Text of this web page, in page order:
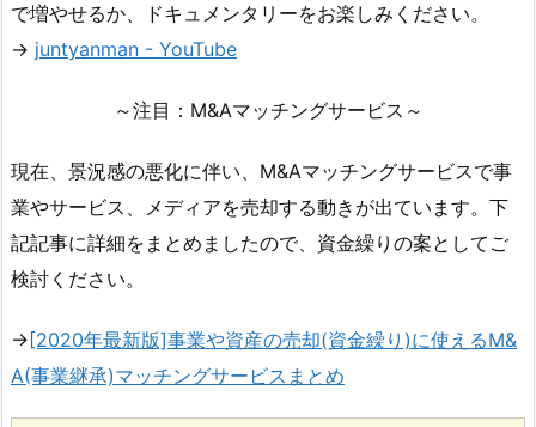
で増やせるか、ドキュメンタリーをお楽しみください。
→ juntyanman - YouTube
～注目：M&Aマッチングサービス～
現在、景況感の悪化に伴い、M&Aマッチングサービスで事
業やサービス、メディアを売却する動きが出ています。下
記記事に詳細をまとめましたので、資金繰りの案としてご
検討ください。
→[2020年最新版]事業や資産の売却(資金繰り)に使えるM&
A(事業継承)マッチングサービスまとめ